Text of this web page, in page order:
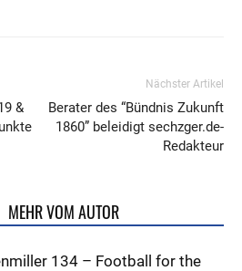
&
Nächster Artikel
Berater des “Bündnis Zukunft
1860” beleidigt sechzger.de-
Redakteur
MEHR VOM AUTOR
134 – Football for the